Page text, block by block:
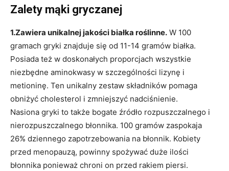
Zalety mąki gryczanej
1.Zawiera unikalnej jakości białka roślinne. W 100
gramach gryki znajduje się od 11-14 gramów białka.
Posiada też w doskonałych proporcjach wszystkie
niezbędne aminokwasy w szczególności lizynę i
metioninę. Ten unikalny zestaw składników pomaga
obniżyć cholesterol i zmniejszyć nadciśnienie.
Nasiona gryki to także bogate źródło rozpuszczalnego i
nierozpuszczalnego błonnika. 100 gramów zaspokaja
26% dziennego zapotrzebowania na błonnik. Kobiety
przed menopauzą, powinny spożywać duże ilości
błonnika ponieważ chroni on przed rakiem piersi.